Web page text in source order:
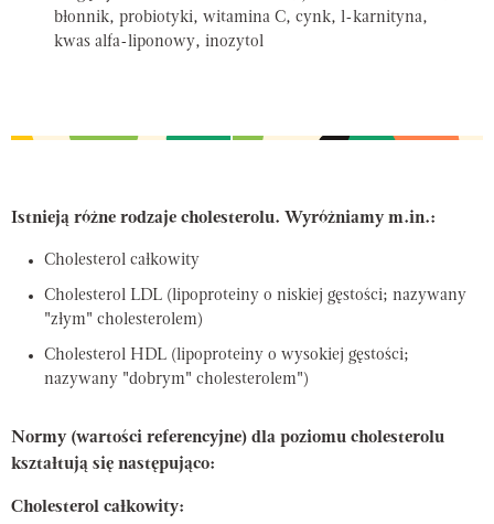
błonnik, probiotyki, witamina C, cynk, l-karnityna,
kwas alfa-liponowy, inozytol
Istnieją różne rodzaje cholesterolu. Wyróżniamy m.in.:
Cholesterol całkowity
Cholesterol LDL (lipoproteiny o niskiej gęstości; nazywany
"złym" cholesterolem)
Cholesterol HDL (lipoproteiny o wysokiej gęstości;
nazywany "dobrym" cholesterolem")
Normy (wartości referencyjne) dla poziomu cholesterolu
kształtują się następująco:
Cholesterol całkowity: